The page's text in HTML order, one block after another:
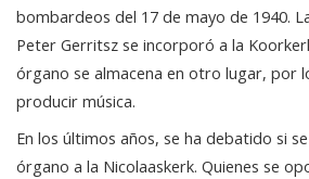
bombardeos del 17 de mayo de 1940.
Peter Gerritsz se incorporó a la
órgano se almacena en otro lugar, por
producir música.
En los últimos años, se ha debatido si
órgano a la Nicolaaskerk. Quienes se